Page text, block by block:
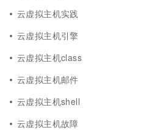
云虚拟主机实践
云虚拟主机引擎
云虚拟主机class
云虚拟主机邮件
云虚拟主机shell
云虚拟主机故障